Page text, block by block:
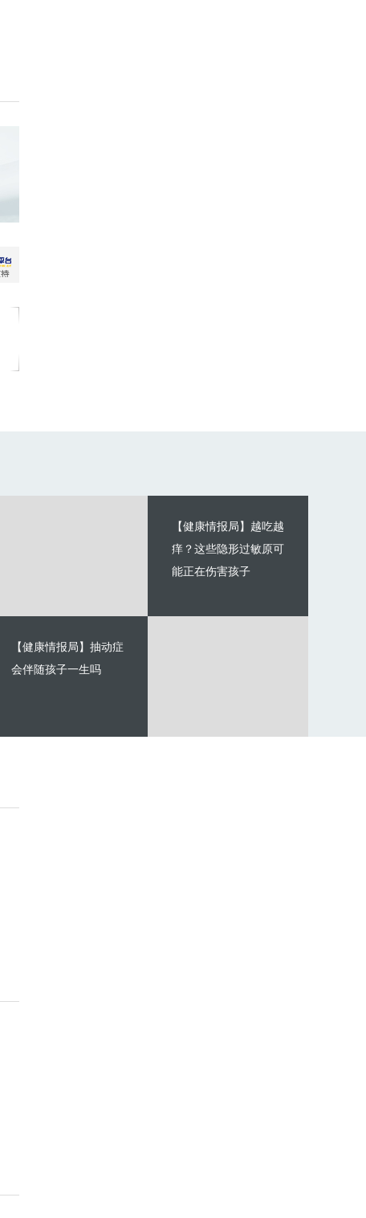
【健康情报局】越吃越
痒？这些隐形过敏原可
能正在伤害孩子
【健康情报局】抽动症
会伴随孩子一生吗